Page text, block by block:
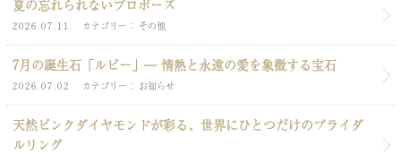
夏の忘れられないプロポーズ
2026.07.11 カテゴリー その他
7月の誕生石「ルビー」― 情熱と永遠の愛を象徴する宝石
2026.07.02 カテゴリー お知らせ
天然ピンクダイヤモンドが彩る、世界にひとつだけのブライダ
ルリング